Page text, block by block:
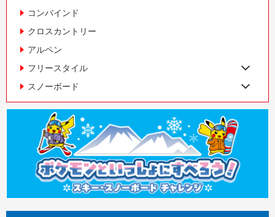
コンバインド
クロスカントリー
アルペン
フリースタイル
スノーボード